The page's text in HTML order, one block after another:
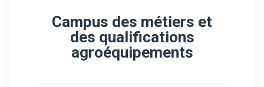
Campus des métiers et
des qualifications
agroéquipements